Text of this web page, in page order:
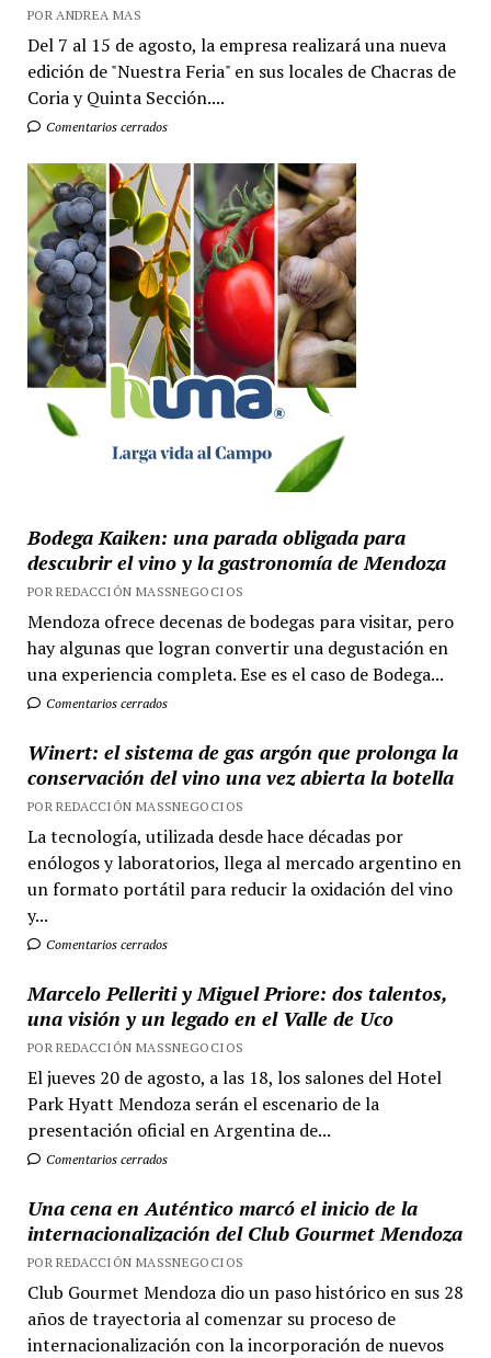
POR ANDREA MAS
Del 7 al 15 de agosto, la empresa realizará una nueva
edición de "Nuestra Feria" en sus locales de Chacras de
Coria y Quinta Sección....
Comentarios cerrados
Bodega Kaiken: una parada obligada para
descubrir el vino y la gastronomía de Mendoza
POR REDACCIÓN MASSNEGOCIOS
Mendoza ofrece decenas de bodegas para visitar, pero
hay algunas que logran convertir una degustación en
una experiencia completa. Ese es el caso de Bodega...
Comentarios cerrados
Winert: el sistema de gas argón que prolonga la
conservación del vino una vez abierta la botella
POR REDACCIÓN MASSNEGOCIOS
La tecnología, utilizada desde hace décadas por
enólogos y laboratorios, llega al mercado argentino en
un formato portátil para reducir la oxidación del vino
y...
Comentarios cerrados
Marcelo Pelleriti y Miguel Priore: dos talentos,
una visión y un legado en el Valle de Uco
POR REDACCIÓN MASSNEGOCIOS
El jueves 20 de agosto, a las 18, los salones del Hotel
Park Hyatt Mendoza serán el escenario de la
presentación oficial en Argentina de...
Comentarios cerrados
Una cena en Auténtico marcó el inicio de la
internacionalización del Club Gourmet Mendoza
POR REDACCIÓN MASSNEGOCIOS
Club Gourmet Mendoza dio un paso histórico en sus 28
años de trayectoria al comenzar su proceso de
internacionalización con la incorporación de nuevos